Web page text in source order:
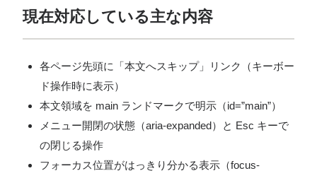
現在対応している主な内容
各ページ先頭に「本文へスキップ」リンク（キーボー
ド操作時に表示）
本文領域を main ランドマークで明示（id=”main”）
メニュー開閉の状態（aria-expanded）と Esc キーで
の閉じる操作
フォーカス位置がはっきり分かる表示（focus-